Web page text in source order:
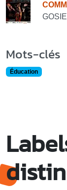
Mots-clés
Éducation